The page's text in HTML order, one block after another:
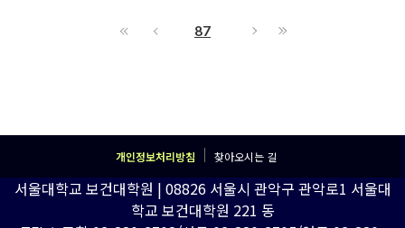
87
개인정보처리방침 찾아오시는 길
서울대학교 보건대학원 | 08826 서울시 관악구 관악로1 서울대
학교 보건대학원 221 동